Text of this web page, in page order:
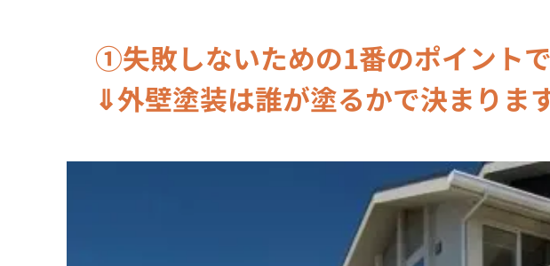
①失敗しないための1番のポイントで
⇓外壁塗装は誰が塗るかで決まりま